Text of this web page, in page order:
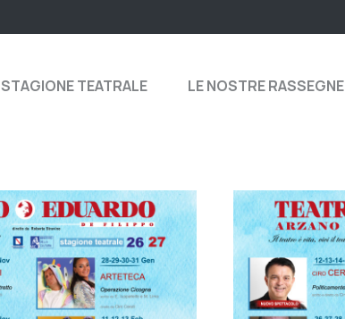
STAGIONE TEATRALE LE NOSTRE RASSEGNE